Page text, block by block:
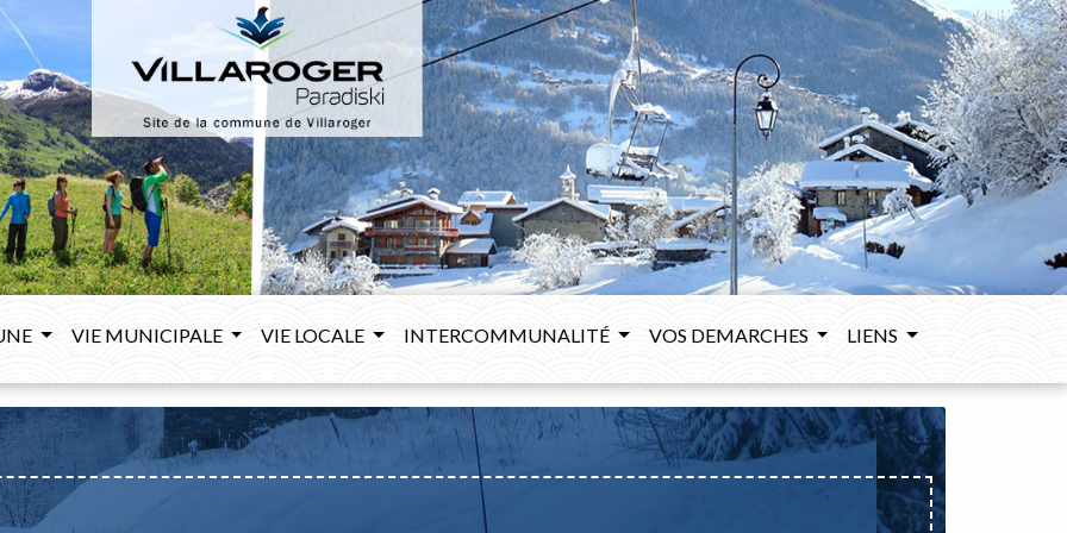
VIE MUNICIPALE VIE LOCALE INTERCOMMUNALITÉ VOS DEMARCHES LIENS